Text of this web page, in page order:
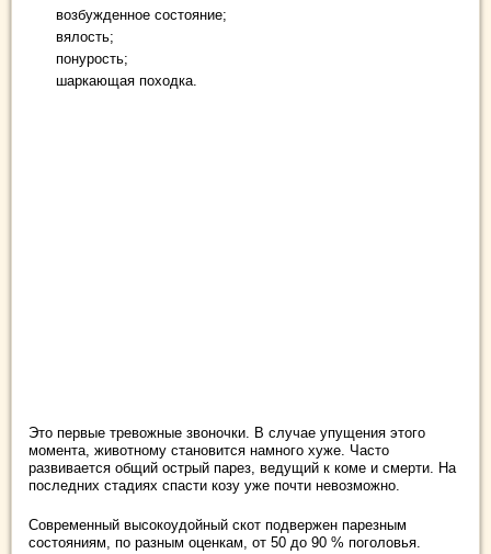
возбужденное состояние;
вялость;
понурость;
шаркающая походка.
Это первые тревожные звоночки. В случае упущения этого
момента, животному становится намного хуже. Часто
развивается общий острый парез, ведущий к коме и смерти. На
последних стадиях спасти козу уже почти невозможно.
Современный высокоудойный скот подвержен парезным
состояниям, по разным оценкам, от 50 до 90 % поголовья.